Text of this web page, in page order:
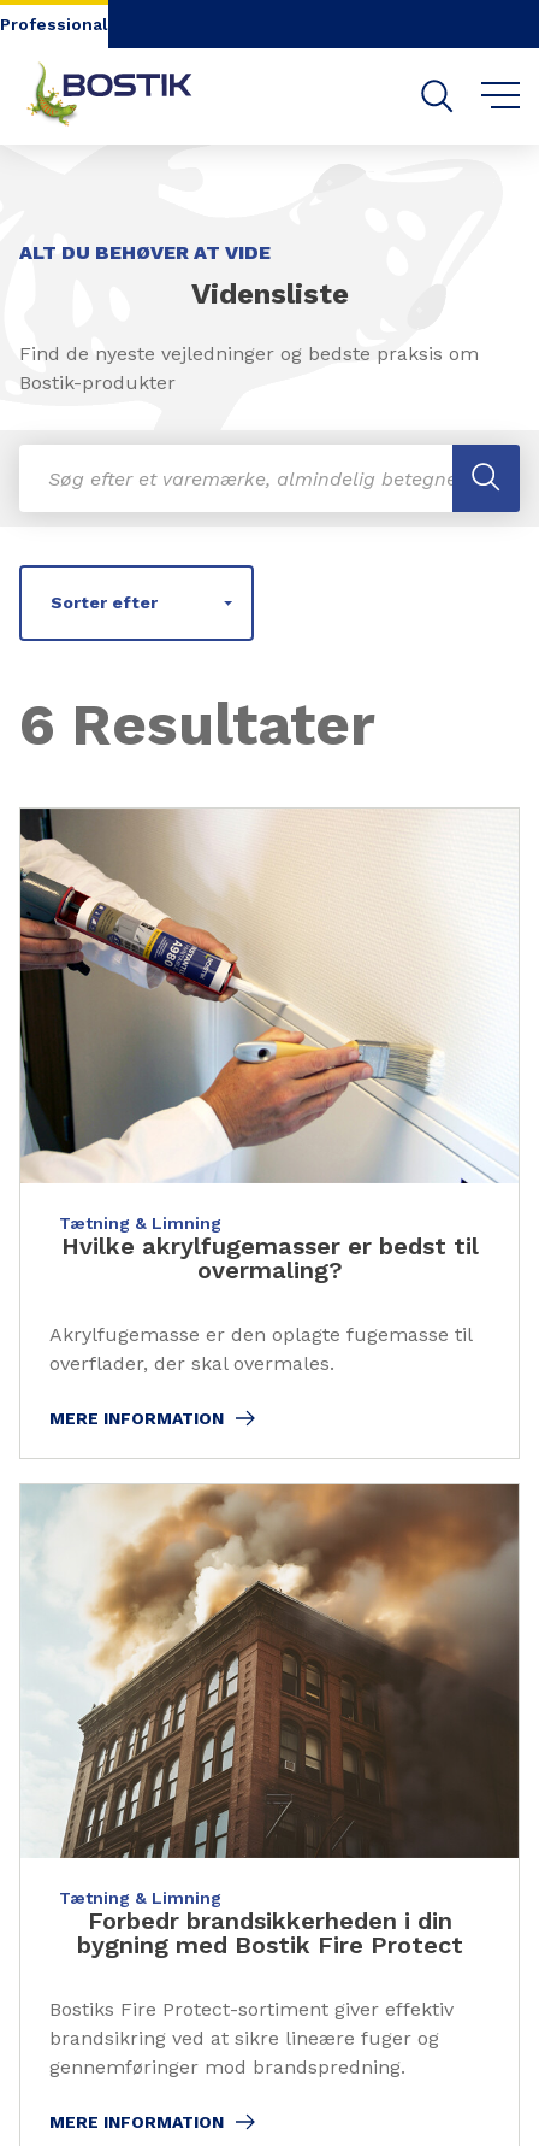
Go to content
Professional
ALT DU BEHØVER AT VIDE
Vidensliste
Find de nyeste vejledninger og bedste praksis om
Bostik-produkter
Sorter efter
6 Resultater
Tætning & Limning
Hvilke akrylfugemasser er bedst til
overmaling?
Akrylfugemasse er den oplagte fugemasse til
overflader, der skal overmales.
MERE INFORMATION
Tætning & Limning
Forbedr brandsikkerheden i din
bygning med Bostik Fire Protect
Bostiks Fire Protect-sortiment giver effektiv
brandsikring ved at sikre lineære fuger og
gennemføringer mod brandspredning.
MERE INFORMATION